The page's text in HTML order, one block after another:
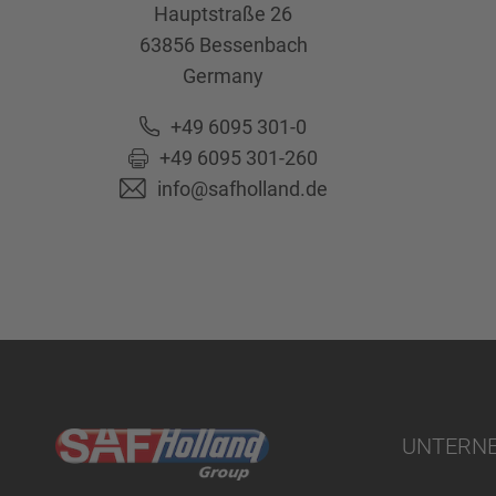
Hauptstraße 26
63856 Bessenbach
Germany
+49 6095 301-0
+49 6095 301-260
info@safholland.de